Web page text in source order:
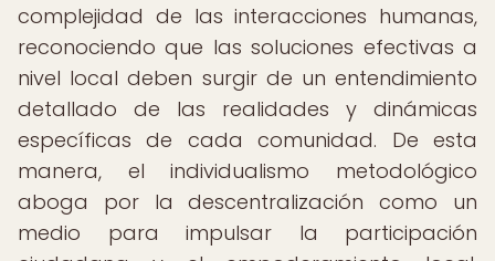
complejidad de las interacciones humanas,
reconociendo que las soluciones efectivas a
nivel local deben surgir de un entendimiento
detallado de las realidades y dinámicas
específicas de cada comunidad. De esta
manera, el individualismo metodológico
aboga por la descentralización como un
medio para impulsar la participación